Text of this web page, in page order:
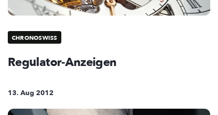
CHRONOSWISS
Regulator-Anzeigen
13. Aug 2012